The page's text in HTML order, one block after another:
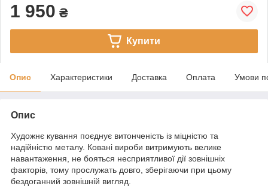
1 950 ₴
Купити
Опис Характеристики Доставка Оплата Умови
Опис
Художнє кування поєднує витонченість із міцністю та
надійністю металу. Ковані вироби витримують велике
навантаження, не бояться несприятливої дії зовнішніх
факторів, тому прослужать довго, зберігаючи при цьому
бездоганний зовнішній вигляд.